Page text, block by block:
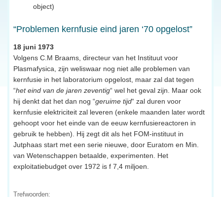
object)
“Problemen kernfusie eind jaren ‘70 opgelost”
18 juni 1973
Volgens C.M Braams, directeur van het Instituut voor
Plasmafysica, zijn weliswaar nog niet alle problemen van
kernfusie in het laboratorium opgelost, maar zal dat tegen
“het eind van de jaren zeventig“ wel het geval zijn. Maar ook
hij denkt dat het dan nog “geruime tijd“ zal duren voor
kernfusie elektriciteit zal leveren (enkele maanden later wordt
gehoopt voor het einde van de eeuw kernfusiereactoren in
gebruik te hebben). Hij zegt dit als het FOM-instituut in
Jutphaas start met een serie nieuwe, door Euratom en Min.
van Wetenschappen betaalde, experimenten. Het
exploitatiebudget over 1972 is f 7,4 miljoen.
Trefwoorden: